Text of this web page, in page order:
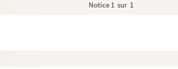
Notice 1 sur 1